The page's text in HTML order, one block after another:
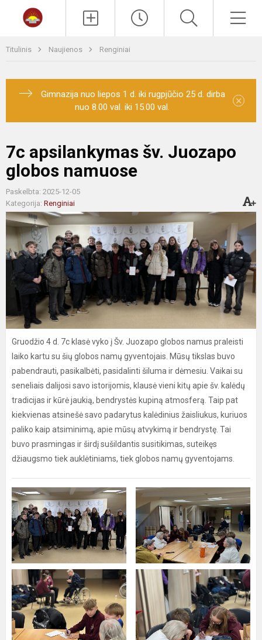
Titulinis Naujienos Renginiai
Gimnazija nuo liepos 1 d. iki rugpjūčio 25 d. dirba
nuo 8.00 val. iki 15.00 val.
×
7c apsilankymas šv. Juozapo
globos namuose
Paskelbta: 2025-12-05
Kategorija: Renginiai
Gruodžio 4 d. 7c klasė vyko į Šv. Juozapo globos namus praleisti
laiko kartu su šių globos namų gyventojais. Mūsų tikslas buvo
pabendrauti, pasikalbėti, pasidalinti šiluma ir dėmesiu. Vaikai su
seneliais dalijosi savo istorijomis, klausė vieni kitų apie šv. kalėdų
tradicijas ir kūrė jaukią, bendrystės kupiną atmosferą. Taip pat
kiekvienas atsinešė savo padarytus kalėdinius žaisliukus, kuriuos
paliko kaip atsiminimą, apie mūsų atvykimą ir bendrystę. Tai
buvo prasmingas ir širdį sušildantis susitikimas, suteikęs
džiaugsmo tiek auklėtiniams, tiek globos namų gyventojams.